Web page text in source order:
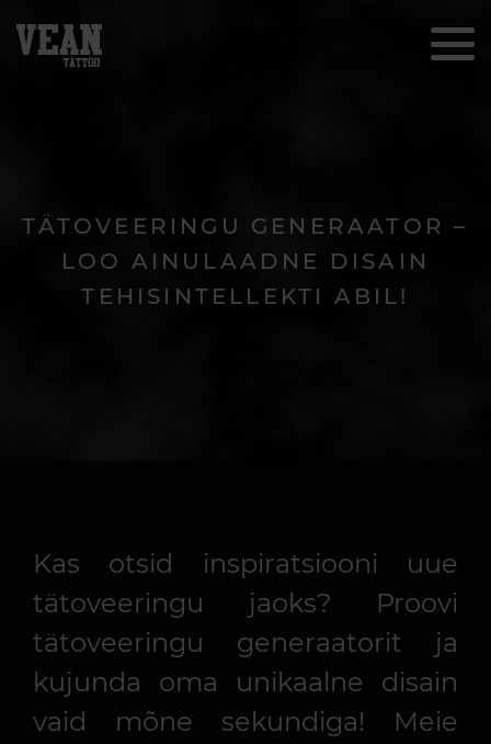
TÄTOVEERINGU GENERAATOR –
LOO AINULAADNE DISAIN
TEHISINTELLEKTI ABIL!
Kas otsid inspiratsiooni uue
tätoveeringu jaoks? Proovi
tätoveeringu generaatorit ja
kujunda oma unikaalne disain
vaid mõne sekundiga! Meie